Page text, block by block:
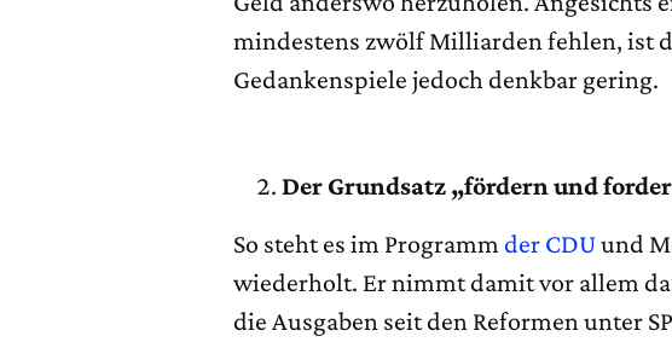
mindestens zwölf Milliarden fehlen, ist
Gedankenspiele jedoch denkbar gering.
Der Grundsatz „fördern und
So steht es im Programmder CDUund
wiederholt. Er nimmt damit vor allem
die Ausgaben seit den Reformen unter